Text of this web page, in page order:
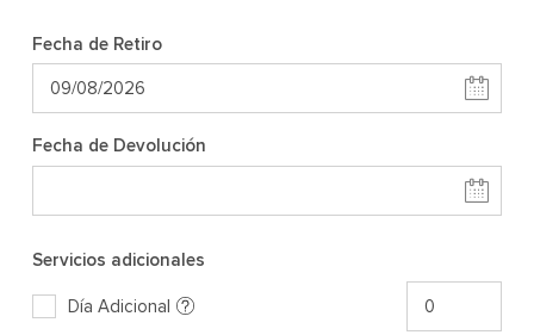
Fecha de Retiro
Fecha de Devolución
Servicios adicionales
Día Adicional